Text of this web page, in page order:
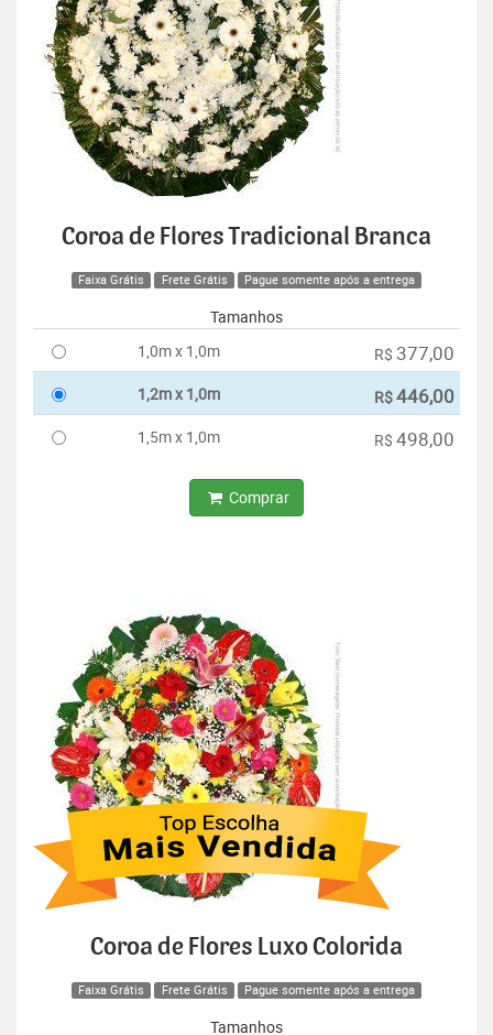
Coroa de Flores Tradicional Branca
Faixa Grátis Frete Grátis Pague somente após a entrega
Tamanhos
1,0m x 1,0m
R$ 377,00
1,2m x 1,0m R$446,00
1,5m x 1,0m R$ 498,00
Comprar
Coroa de Flores Luxo Colorida
Faixa Grátis Frete Grátis Pague somente após a entrega
Tamanhos